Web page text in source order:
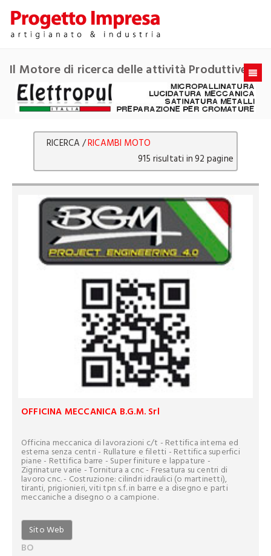
Il Motore di ricerca delle attività Produttive
RICERCA /RICAMBI MOTO
915 risultati in 92 pagine
OFFICINA MECCANICA B.G.M. Srl
Officina meccanica di lavorazioni c/t - Rettifica interna ed
esterna senza centri - Rullature e filetti - Rettifica superfici
piane - Rettifica barre - Super finiture e lappature -
Zigrinature varie - Tornitura a cnc - Fresatura su centri di
lavoro cnc. - Costruzione: cilindri idraulici (o martinetti),
tiranti, prigionieri, viti tpn s.f. in barre e a disegno e parti
meccaniche a disegno o a campione.
Sito Web
BO